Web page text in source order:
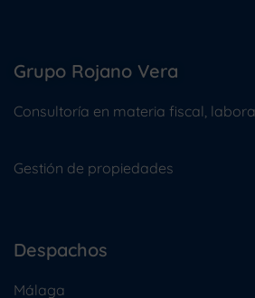
Grupo Rojano Vera
Consultoría en materia fiscal,
Gestión de propiedades
Despachos
Málaga